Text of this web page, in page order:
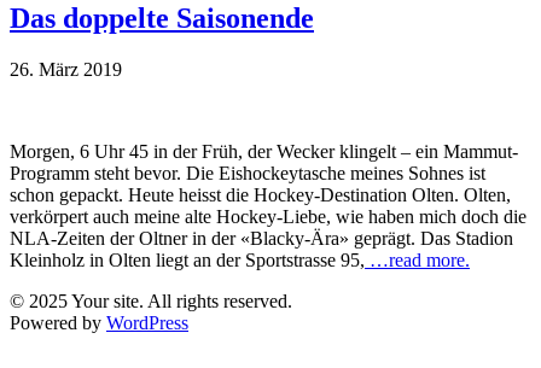
Das doppelte Saisonende
26. März 2019
Morgen, 6 Uhr 45 in der Früh, der Wecker klingelt – ein Mammut-
Programm steht bevor. Die Eishockeytasche meines Sohnes ist
schon gepackt. Heute heisst die Hockey-Destination Olten. Olten,
verkörpert auch meine alte Hockey-Liebe, wie haben mich doch die
NLA-Zeiten der Oltner in der «Blacky-Ära» geprägt. Das Stadion
Kleinholz in Olten liegt an der Sportstrasse 95, …read more.
© 2025 Your site. All rights reserved.
Powered by WordPress